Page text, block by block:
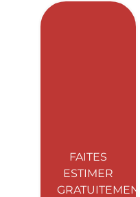
FAITES
ESTIMER
GRATUITEMENT